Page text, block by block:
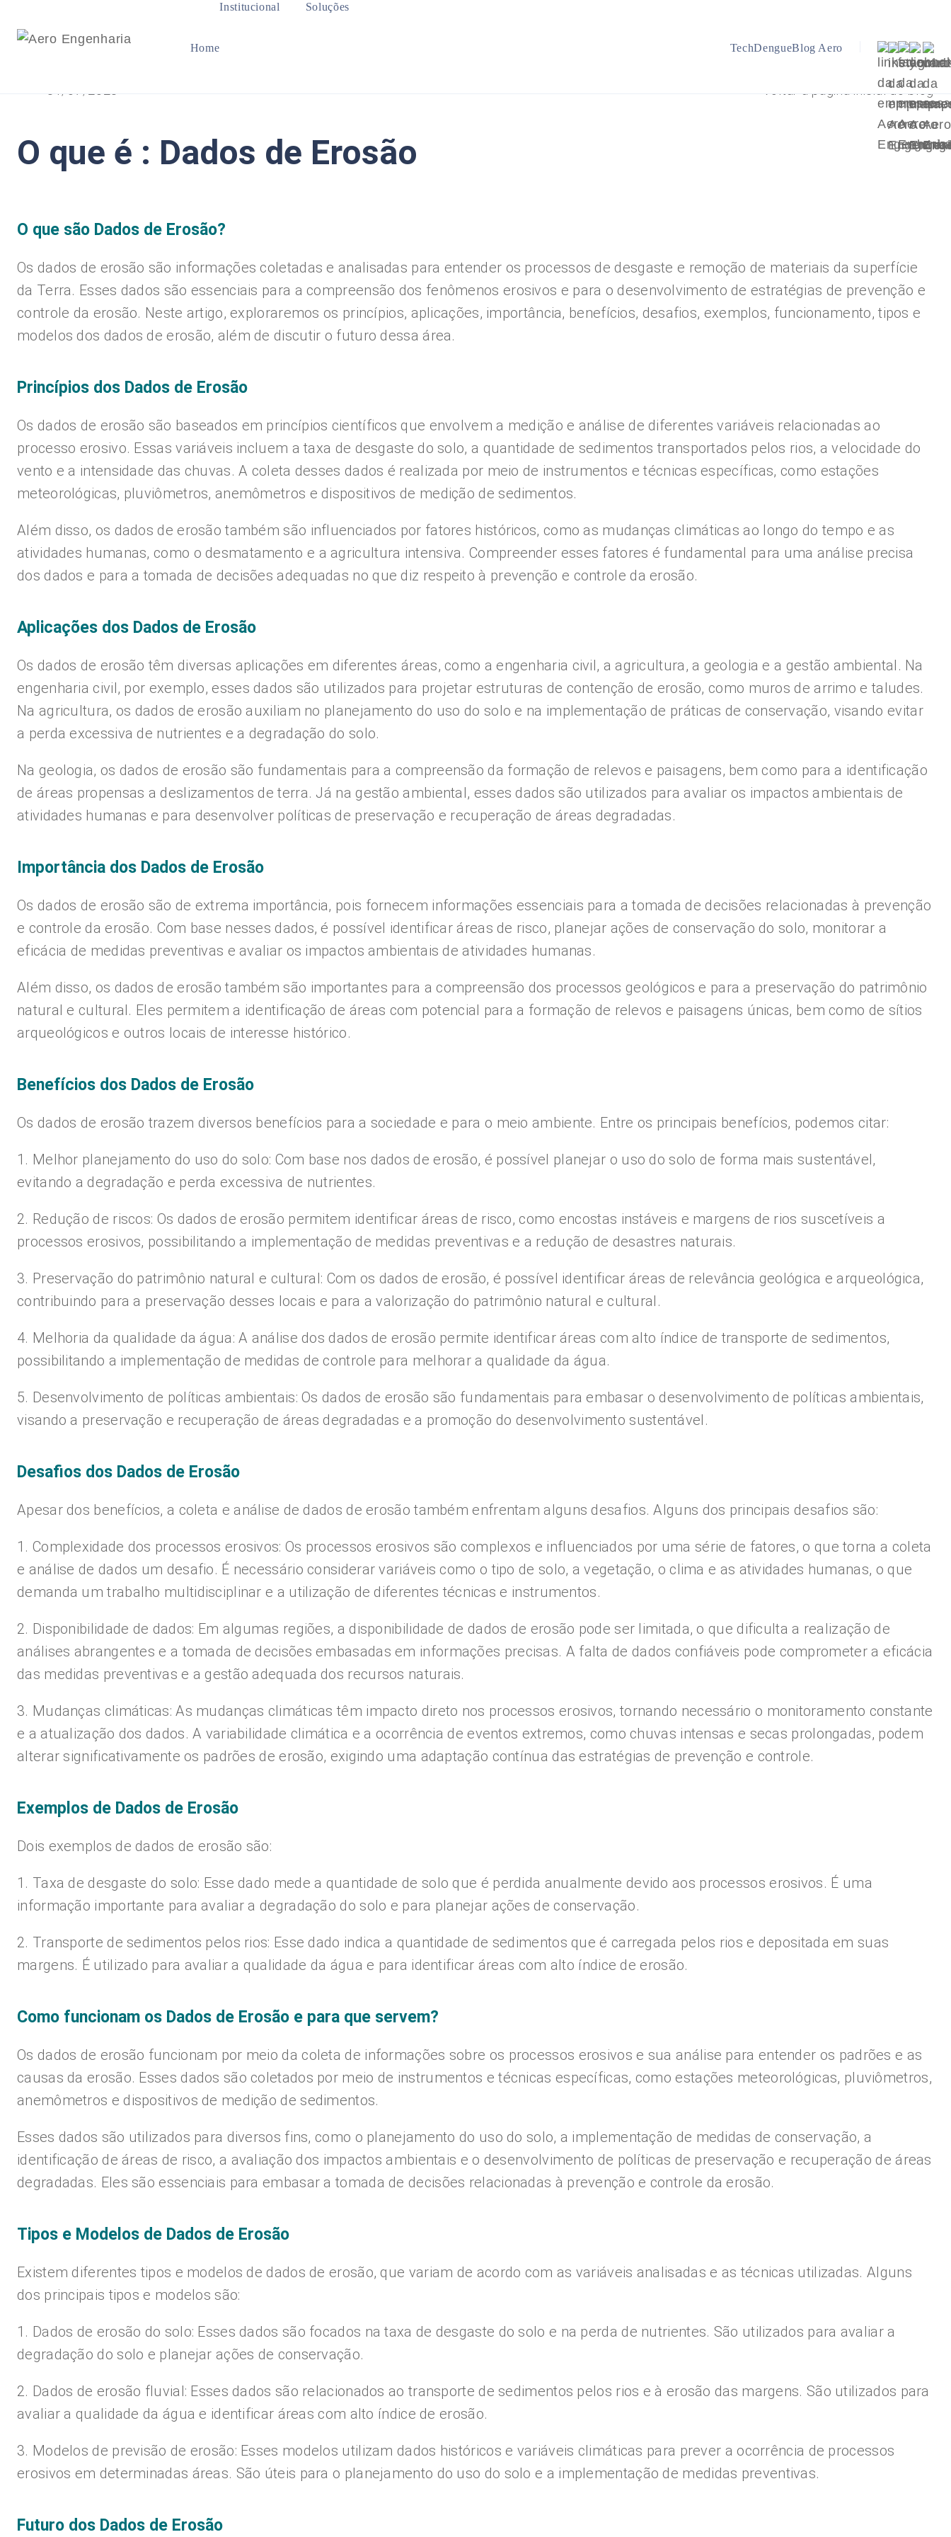
Home
Institucional Soluções
TechDengueBlog Aero
Voltar a página inicial do blog
O que é : Dados de Erosão
O que são Dados de Erosão?
Os dados de erosão são informações coletadas e analisadas para entender os processos de desgaste e remoção de materiais da superfície
da Terra. Esses dados são essenciais para a compreensão dos fenômenos erosivos e para o desenvolvimento de estratégias de prevenção e
controle da erosão. Neste artigo, exploraremos os princípios, aplicações, importância, benefícios, desafios, exemplos, funcionamento, tipos e
modelos dos dados de erosão, além de discutir o futuro dessa área.
Princípios dos Dados de Erosão
Os dados de erosão são baseados em princípios científicos que envolvem a medição e análise de diferentes variáveis relacionadas ao
processo erosivo. Essas variáveis incluem a taxa de desgaste do solo, a quantidade de sedimentos transportados pelos rios, a velocidade do
vento e a intensidade das chuvas. A coleta desses dados é realizada por meio de instrumentos e técnicas específicas, como estações
meteorológicas, pluviômetros, anemômetros e dispositivos de medição de sedimentos.
Além disso, os dados de erosão também são influenciados por fatores históricos, como as mudanças climáticas ao longo do tempo e as
atividades humanas, como o desmatamento e a agricultura intensiva. Compreender esses fatores é fundamental para uma análise precisa
dos dados e para a tomada de decisões adequadas no que diz respeito à prevenção e controle da erosão.
Aplicações dos Dados de Erosão
Os dados de erosão têm diversas aplicações em diferentes áreas, como a engenharia civil, a agricultura, a geologia e a gestão ambiental. Na
engenharia civil, por exemplo, esses dados são utilizados para projetar estruturas de contenção de erosão, como muros de arrimo e taludes.
Na agricultura, os dados de erosão auxiliam no planejamento do uso do solo e na implementação de práticas de conservação, visando evitar
a perda excessiva de nutrientes e a degradação do solo.
Na geologia, os dados de erosão são fundamentais para a compreensão da formação de relevos e paisagens, bem como para a identificação
de áreas propensas a deslizamentos de terra. Já na gestão ambiental, esses dados são utilizados para avaliar os impactos ambientais de
atividades humanas e para desenvolver políticas de preservação e recuperação de áreas degradadas.
Importância dos Dados de Erosão
Os dados de erosão são de extrema importância, pois fornecem informações essenciais para a tomada de decisões relacionadas à prevenção
e controle da erosão. Com base nesses dados, é possível identificar áreas de risco, planejar ações de conservação do solo, monitorar a
eficácia de medidas preventivas e avaliar os impactos ambientais de atividades humanas.
Além disso, os dados de erosão também são importantes para a compreensão dos processos geológicos e para a preservação do patrimônio
natural e cultural. Eles permitem a identificação de áreas com potencial para a formação de relevos e paisagens únicas, bem como de sítios
arqueológicos e outros locais de interesse histórico.
Benefícios dos Dados de Erosão
Os dados de erosão trazem diversos benefícios para a sociedade e para o meio ambiente. Entre os principais benefícios, podemos citar:
1. Melhor planejamento do uso do solo: Com base nos dados de erosão, é possível planejar o uso do solo de forma mais sustentável,
evitando a degradação e perda excessiva de nutrientes.
2. Redução de riscos: Os dados de erosão permitem identificar áreas de risco, como encostas instáveis e margens de rios suscetíveis a
processos erosivos, possibilitando a implementação de medidas preventivas e a redução de desastres naturais.
3. Preservação do patrimônio natural e cultural: Com os dados de erosão, é possível identificar áreas de relevância geológica e arqueológica,
contribuindo para a preservação desses locais e para a valorização do patrimônio natural e cultural.
4. Melhoria da qualidade da água: A análise dos dados de erosão permite identificar áreas com alto índice de transporte de sedimentos,
possibilitando a implementação de medidas de controle para melhorar a qualidade da água.
5. Desenvolvimento de políticas ambientais: Os dados de erosão são fundamentais para embasar o desenvolvimento de políticas ambientais,
visando a preservação e recuperação de áreas degradadas e a promoção do desenvolvimento sustentável.
Desafios dos Dados de Erosão
Apesar dos benefícios, a coleta e análise de dados de erosão também enfrentam alguns desafios. Alguns dos principais desafios são:
1. Complexidade dos processos erosivos: Os processos erosivos são complexos e influenciados por uma série de fatores, o que torna a coleta
e análise de dados um desafio. É necessário considerar variáveis como o tipo de solo, a vegetação, o clima e as atividades humanas, o que
demanda um trabalho multidisciplinar e a utilização de diferentes técnicas e instrumentos.
2. Disponibilidade de dados: Em algumas regiões, a disponibilidade de dados de erosão pode ser limitada, o que dificulta a realização de
análises abrangentes e a tomada de decisões embasadas em informações precisas. A falta de dados confiáveis pode comprometer a eficácia
das medidas preventivas e a gestão adequada dos recursos naturais.
3. Mudanças climáticas: As mudanças climáticas têm impacto direto nos processos erosivos, tornando necessário o monitoramento constante
e a atualização dos dados. A variabilidade climática e a ocorrência de eventos extremos, como chuvas intensas e secas prolongadas, podem
alterar significativamente os padrões de erosão, exigindo uma adaptação contínua das estratégias de prevenção e controle.
Exemplos de Dados de Erosão
Dois exemplos de dados de erosão são:
1. Taxa de desgaste do solo: Esse dado mede a quantidade de solo que é perdida anualmente devido aos processos erosivos. É uma
informação importante para avaliar a degradação do solo e para planejar ações de conservação.
2. Transporte de sedimentos pelos rios: Esse dado indica a quantidade de sedimentos que é carregada pelos rios e depositada em suas
margens. É utilizado para avaliar a qualidade da água e para identificar áreas com alto índice de erosão.
Como funcionam os Dados de Erosão e para que servem?
Os dados de erosão funcionam por meio da coleta de informações sobre os processos erosivos e sua análise para entender os padrões e as
causas da erosão. Esses dados são coletados por meio de instrumentos e técnicas específicas, como estações meteorológicas, pluviômetros,
anemômetros e dispositivos de medição de sedimentos.
Esses dados são utilizados para diversos fins, como o planejamento do uso do solo, a implementação de medidas de conservação, a
identificação de áreas de risco, a avaliação dos impactos ambientais e o desenvolvimento de políticas de preservação e recuperação de áreas
degradadas. Eles são essenciais para embasar a tomada de decisões relacionadas à prevenção e controle da erosão.
Tipos e Modelos de Dados de Erosão
Existem diferentes tipos e modelos de dados de erosão, que variam de acordo com as variáveis analisadas e as técnicas utilizadas. Alguns
dos principais tipos e modelos são:
1. Dados de erosão do solo: Esses dados são focados na taxa de desgaste do solo e na perda de nutrientes. São utilizados para avaliar a
degradação do solo e planejar ações de conservação.
2. Dados de erosão fluvial: Esses dados são relacionados ao transporte de sedimentos pelos rios e à erosão das margens. São utilizados para
avaliar a qualidade da água e identificar áreas com alto índice de erosão.
3. Modelos de previsão de erosão: Esses modelos utilizam dados históricos e variáveis climáticas para prever a ocorrência de processos
erosivos em determinadas áreas. São úteis para o planejamento do uso do solo e a implementação de medidas preventivas.
Futuro dos Dados de Erosão